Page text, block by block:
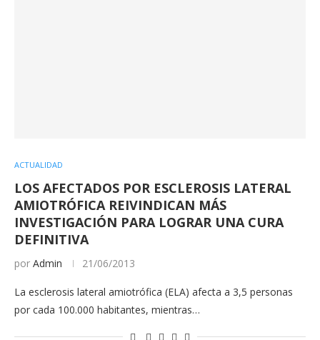
ACTUALIDAD
LOS AFECTADOS POR ESCLEROSIS LATERAL
AMIOTRÓFICA REIVINDICAN MÁS
INVESTIGACIÓN PARA LOGRAR UNA CURA
DEFINITIVA
por Admin 21/06/2013
La esclerosis lateral amiotrófica (ELA) afecta a 3,5 personas
por cada 100.000 habitantes, mientras…